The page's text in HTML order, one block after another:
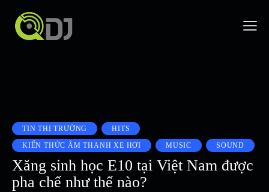
TIN THỊ TRƯỜNG
HITS
KIẾN THỨC ÂM THANH XE HƠI
MUSIC SOUND
Xăng sinh học E10 tại Việt Nam được
pha chế như thế nào?